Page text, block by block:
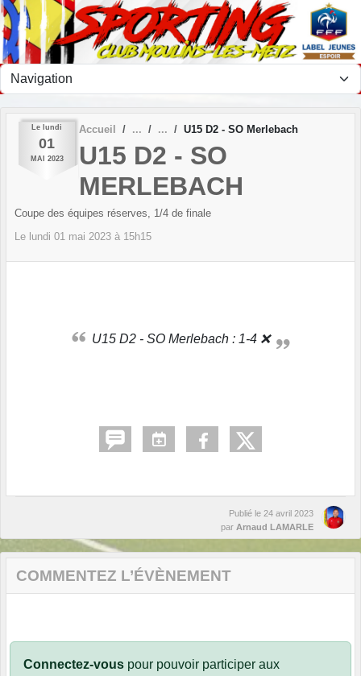
Le lundi
01
MAI 2023
Accueil U15 D2 - SO Merlebach
U15 D2 - SO
MERLEBACH
Coupe des équipes réserves, 1/4 de finale
Le lundi 01 mai 2023 à 15h15
U15 D2 - SO Merlebach : 1-4 ❌
Publié le 24 avril 2023
par Arnaud LAMARLE
COMMENTEZ L’ÉVÈNEMENT
Connectez-vous pour pouvoir participer aux
Panneau de gestion des cookies